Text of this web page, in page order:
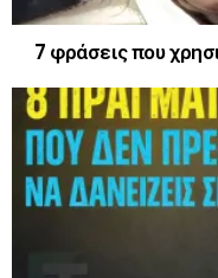
7 φράσεις που